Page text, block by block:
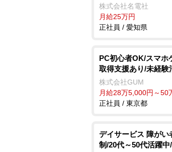
株式会社名電社
月給25万円
正社員 / 愛知県
PC初心者OK/スマホ
取得支援あり/未経験
株式会社GUM
月給28万5,000円～50
正社員 / 東京都
デイサービス 障がい
制/20代～50代活躍